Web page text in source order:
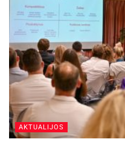
AKTUALIJOS